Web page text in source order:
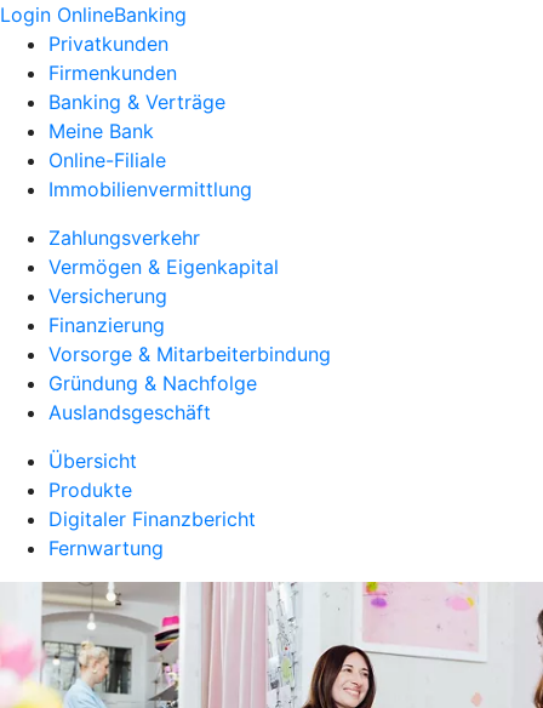
Login OnlineBanking
Privatkunden
Firmenkunden
Banking & Verträge
Meine Bank
Online-Filiale
Immobilienvermittlung
Zahlungsverkehr
Vermögen & Eigenkapital
Versicherung
Finanzierung
Vorsorge & Mitarbeiterbindung
Gründung & Nachfolge
Auslandsgeschäft
Übersicht
Produkte
Digitaler Finanzbericht
Fernwartung